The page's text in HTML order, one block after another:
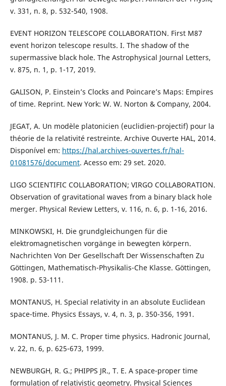
v. 331, n. 8, p. 532-540, 1908.
EVENT HORIZON TELESCOPE COLLABORATION. First M87
event horizon telescope results. I. The shadow of the
supermassive black hole. The Astrophysical Journal Letters,
v. 875, n. 1, p. 1-17, 2019.
GALISON, P. Einstein’s Clocks and Poincare’s Maps: Empires
of time. Reprint. New York: W. W. Norton & Company, 2004.
JEGAT, A. Un modèle platonicien (euclidien-projectif) pour la
théorie de la relativité restreinte. Archive Ouverte HAL, 2014.
Disponível em: https://hal.archives-ouvertes.fr/hal-
01081576/document. Acesso em: 29 set. 2020.
LIGO SCIENTIFIC COLLABORATION; VIRGO COLLABORATION.
Observation of gravitational waves from a binary black hole
merger. Physical Review Letters, v. 116, n. 6, p. 1-16, 2016.
MINKOWSKI, H. Die grundgleichungen für die
elektromagnetischen vorgänge in bewegten körpern.
Nachrichten Von Der Gesellschaft Der Wissenschaften Zu
Göttingen, Mathematisch-Physikalis-Che Klasse. Göttingen,
1908. p. 53-111.
MONTANUS, H. Special relativity in an absolute Euclidean
space-time. Physics Essays, v. 4, n. 3, p. 350-356, 1991.
MONTANUS, J. M. C. Proper time physics. Hadronic Journal,
v. 22, n. 6, p. 625-673, 1999.
NEWBURGH, R. G.; PHIPPS JR., T. E. A space-proper time
formulation of relativistic geometry. Physical Sciences